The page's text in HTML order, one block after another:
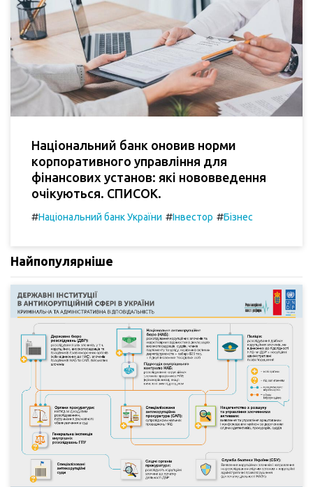
Національний банк оновив норми
корпоративного управління для
фінансових установ: які нововведення
очікуються. СПИСОК.
#Національний банк України #Інвестор #Бізнес
Найпопулярніше